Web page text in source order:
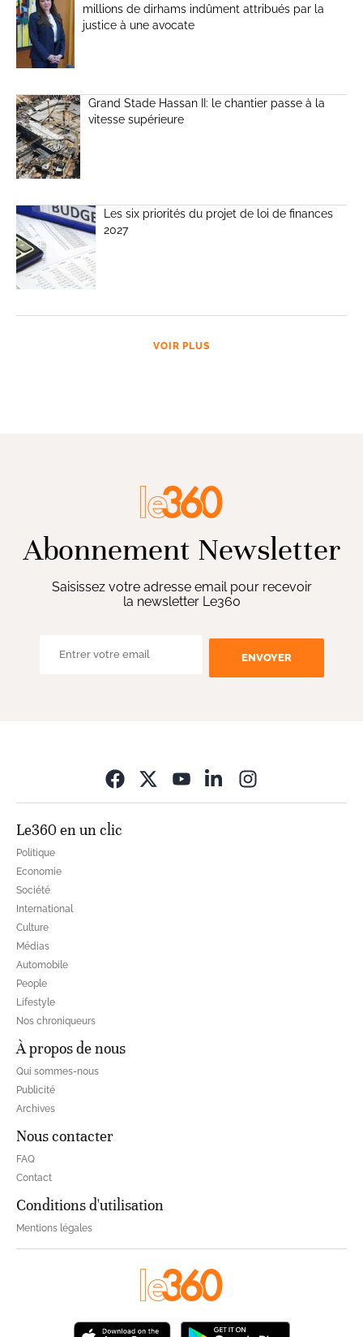
millions de dirhams indûment attribués par la
justice à une avocate
Grand Stade Hassan II: le chantier passe à la
vitesse supérieure
Les six priorités du projet de loi de finances
2027
VOIR PLUS
Abonnement Newsletter
Saisissez votre adresse email pour recevoir
la newsletter Le360
ENVOYER
Le360 en un clic
Politique
Economie
Société
International
Culture
Médias
Automobile
People
Lifestyle
Nos chroniqueurs
À propos de nous
Qui sommes-nous
Publicité
Archives
Nous contacter
FAQ
Contact
Conditions d'utilisation
Mentions légales